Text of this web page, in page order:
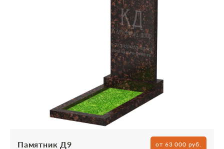
Памятник Д9 от 63 000 руб.